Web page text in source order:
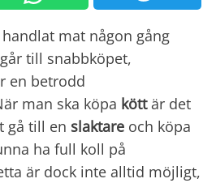
mat någon gång
till snabbköpet,
en betrodd
man ska köpa köttär det
gå till en slaktare och köpa
ha full koll på
är dock inte alltid möjligt,